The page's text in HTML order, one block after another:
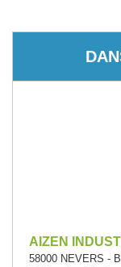
AIZEN
58000 NEVERS -